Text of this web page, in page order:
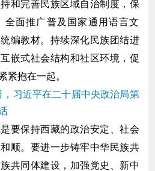
和完善民族区域自治制度，保
全面推广普及国家通用语言文
编教材。持续深化民族团结进
嵌式社会结构和社区环境，促
紧抱在一起。
近平在二十届中央政治局第
要保持西藏的政治安定、社会
顺。要进一步铸牢中华民族共
共同体建设，加强党史、新中